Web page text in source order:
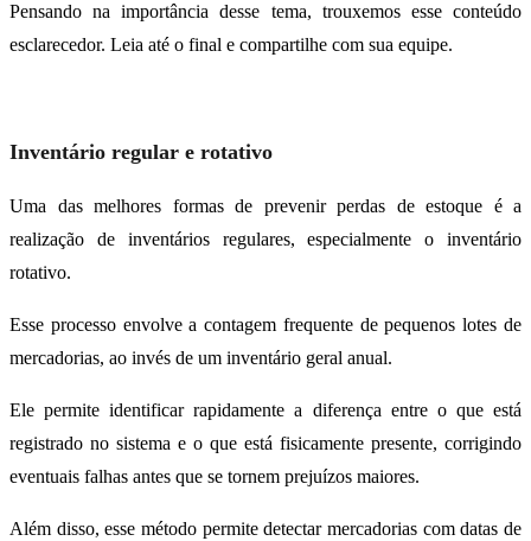
Pensando na importância desse tema, trouxemos esse conteúdo
esclarecedor. Leia até o final e compartilhe com sua equipe.
Inventário regular e rotativo
Uma das melhores formas de prevenir perdas de estoque é a
realização de inventários regulares, especialmente o inventário
rotativo.
Esse processo envolve a contagem frequente de pequenos lotes de
mercadorias, ao invés de um inventário geral anual.
Ele permite identificar rapidamente a diferença entre o que está
registrado no sistema e o que está fisicamente presente, corrigindo
eventuais falhas antes que se tornem prejuízos maiores.
Além disso, esse método permite detectar mercadorias com datas de